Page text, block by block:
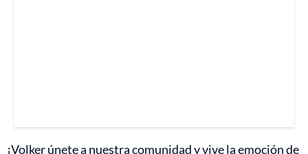
¡Volker únete a nuestra comunidad y vive la emoción de